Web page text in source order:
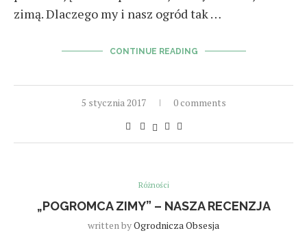
zimą. Dlaczego my i nasz ogród tak …
CONTINUE READING
5 stycznia 2017 0 comments
Różności
„POGROMCA ZIMY” – NASZA RECENZJA
written byOgrodnicza Obsesja